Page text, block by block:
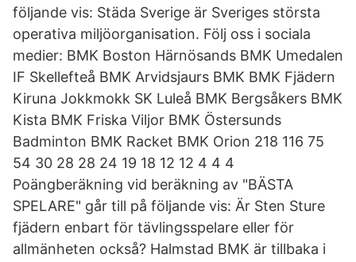
följande vis: Städa Sverige är Sveriges största
operativa miljöorganisation. Följ oss i sociala
medier: BMK Boston Härnösands BMK Umedalen
IF Skellefteå BMK Arvidsjaurs BMK BMK Fjädern
Kiruna Jokkmokk SK Luleå BMK Bergsåkers BMK
Kista BMK Friska Viljor BMK Östersunds
Badminton BMK Racket BMK Orion 218 116 75
54 30 28 28 24 19 18 12 12 4 4 4
Poängberäkning vid beräkning av "BÄSTA
SPELARE" går till på följande vis: Är Sten Sture
fjädern enbart för tävlingsspelare eller för
allmänheten också? Halmstad BMK är tillbaka i